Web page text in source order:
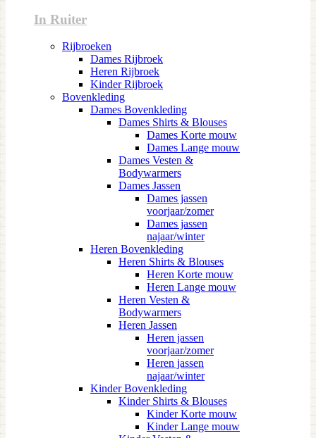
In Ruiter
Rijbroeken
Dames Rijbroek
Heren Rijbroek
Kinder Rijbroek
Bovenkleding
Dames Bovenkleding
Dames Shirts & Blouses
Dames Korte mouw
Dames Lange mouw
Dames Vesten &
Bodywarmers
Dames Jassen
Dames jassen
voorjaar/zomer
Dames jassen
najaar/winter
Heren Bovenkleding
Heren Shirts & Blouses
Heren Korte mouw
Heren Lange mouw
Heren Vesten &
Bodywarmers
Heren Jassen
Heren jassen
voorjaar/zomer
Heren jassen
najaar/winter
Kinder Bovenkleding
Kinder Shirts & Blouses
Kinder Korte mouw
Kinder Lange mouw